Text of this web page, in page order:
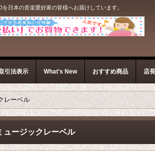
日本の音楽愛好家の皆様へお届けしています。
引法表示 What's New おすすめ商品 店
レーベル
ュージックレーベル